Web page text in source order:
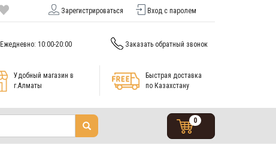
Зарегистрироваться Вход с паролем
Ежедневно: 10:00-20:00 Заказать обратный звонок
Удобный магазин в
г.Алматы
Быстрая доставка
по Казахстану
0